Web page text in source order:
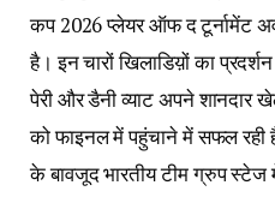
कप 2026 प्लेयर ऑफ द टूर्नामेंट
है। इन चारों खिलाडिय़ों का
पेरी और डैनी व्याट अपने
को फाइनल में पहुंचाने में सफल रही
के बावजूद भारतीय टीम ग्रुप स्टेज